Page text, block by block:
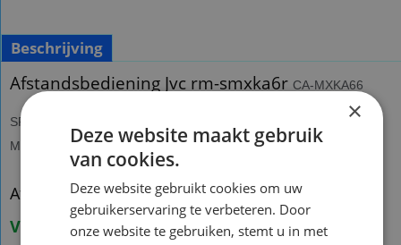
Beschrijving
Afstandsbediening Jvc rm-smxka6r CA-MXKA66
SP-MXKA33 MX-KA6 RM-SMXKA6J MX-KA3 CA-MXKA3 SP-
MXKA3 MX-KA33
Afstandsbediening Jvc rm-smxka6r CA-MXKA66
Voorraad origineel:1
×
Deze website maakt gebruik
van cookies.
Deze website gebruikt cookies om uw
gebruikerservaring te verbeteren. Door
onze website te gebruiken, stemt u in met